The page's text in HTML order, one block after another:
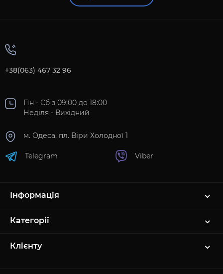
+38(063) 467 32 96
Пн - Сб з 09:00 до 18:00
Неділя - Вихідний
м. Одеса, пл. Віри Холодної 1
Telegram Viber
Інформація
Категорії
Клієнту